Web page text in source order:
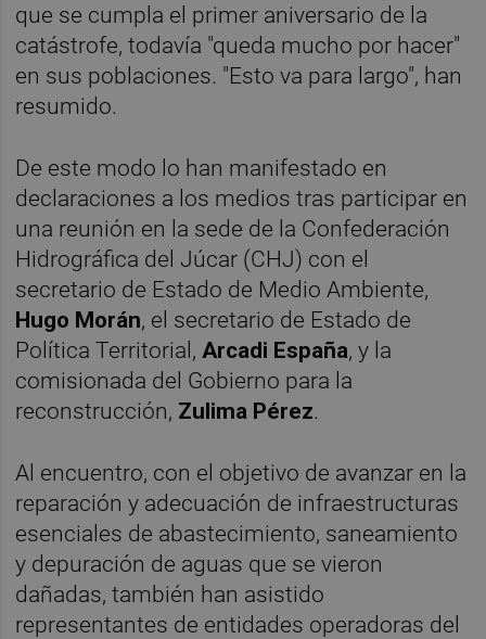
que se cumpla el primer aniversario de la
catástrofe, todavía "queda mucho por hacer"
en sus poblaciones. "Esto va para largo", han
resumido.
De este modo lo han manifestado en
declaraciones a los medios tras participar en
una reunión en la sede de la Confederación
Hidrográfica del Júcar (CHJ) con el
secretario de Estado de Medio Ambiente,
Hugo Morán, el secretario de Estado de
Política Territorial, Arcadi España, y la
comisionada del Gobierno para la
reconstrucción, Zulima Pérez.
Al encuentro, con el objetivo de avanzar en la
reparación y adecuación de infraestructuras
esenciales de abastecimiento, saneamiento
y depuración de aguas que se vieron
dañadas, también han asistido
representantes de entidades operadoras del